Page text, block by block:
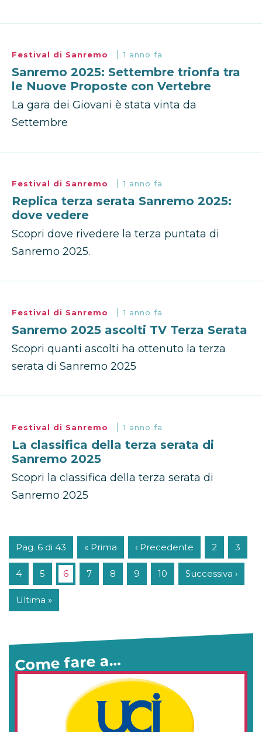
Festival di Sanremo 1 anno fa
Sanremo 2025: Settembre trionfa tra
le Nuove Proposte con Vertebre
La gara dei Giovani è stata vinta da
Settembre
Festival di Sanremo 1 anno fa
Replica terza serata Sanremo 2025:
dove vedere
Scopri dove rivedere la terza puntata di
Sanremo 2025.
Festival di Sanremo 1 anno fa
Sanremo 2025 ascolti TV Terza Serata
Scopri quanti ascolti ha ottenuto la terza
serata di Sanremo 2025
Festival di Sanremo 1 anno fa
La classifica della terza serata di
Sanremo 2025
Scopri la classifica della terza serata di
Sanremo 2025
Pag. 6 di 43 « Prima ‹ Precedente 2 3
4 5 6 7 8 9 10 Successiva ›
Ultima »
Come fare a…